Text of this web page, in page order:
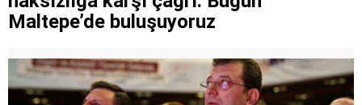
buluşacak: iGeo 2026 için geri sayım başladı
Miniklere Papatya’dan çocuklara mutluluk dolu
Maltepe’de buluşuyoruz